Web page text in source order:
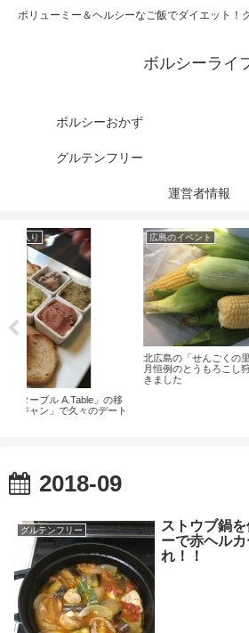
ボリューミー＆ヘルシーなご飯でダイエット！
ボルシーライ
ボルシーおかず
グルテンフリー
運営者情報
広島のイベント
北広島の「せんごくの里」で毎年7
月恒例のとうもろこし狩りへ行って
きました
グルテ
グルテ
「ティ
用
2018-09
グルテンフリー
ストウブ鍋
ーで赤ヘル
れ！！